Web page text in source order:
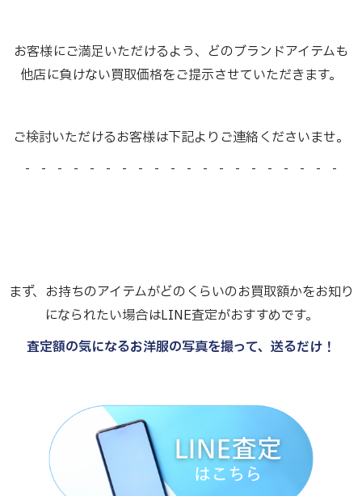
お客様にご満足いただけるよう、どのブランドアイテムも
他店に負けない買取価格をご提示させていただきます。
ご検討いただけるお客様は下記よりご連絡くださいませ。
- - - - - - - - - - - - - - - - - - - -
まず、お持ちのアイテムがどのくらいのお買取額かをお知り
になられたい場合はLINE査定がおすすめです。
査定額の気になるお洋服の写真を撮って、送るだけ！